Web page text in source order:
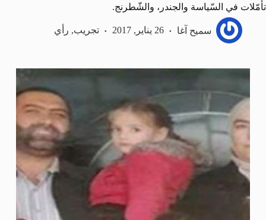
تأمّلات في السّياسة والجندر، والشّطرنج.
سميح آغا 26 يناير, 2017 تجريب, رأي